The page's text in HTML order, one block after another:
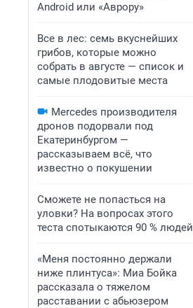
Android или «Аврору»
Все в лес: семь вкуснейших
грибов, которые можно
собрать в августе — список и
самые плодовитые места
Mercedes производителя
дронов подорвали под
Екатеринбургом —
рассказываем всё, что
известно о покушении
Сможете не попасться на
уловки? На вопросах этого
теста спотыкаются 90 % людей
«Меня постоянно держали
ниже плинтуса»: Миа Бойка
рассказала о тяжелом
расставании с абьюзером